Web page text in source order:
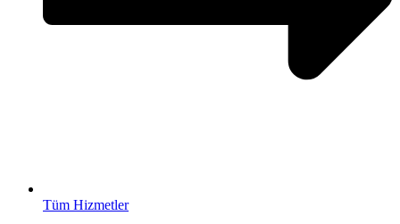
Tüm Hizmetler